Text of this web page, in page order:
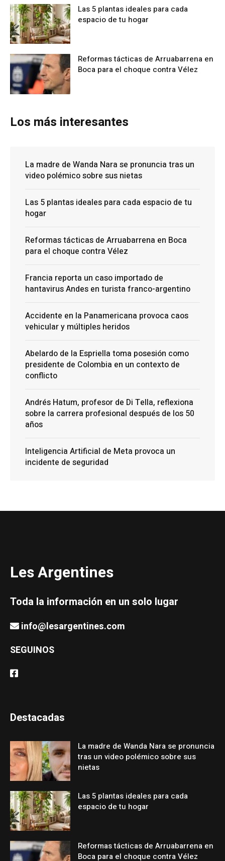
Las 5 plantas ideales para cada
espacio de tu hogar
Reformas tácticas de Arruabarrena en
Boca para el choque contra Vélez
Los más interesantes
La madre de Wanda Nara se pronuncia tras un
video polémico sobre sus nietas
Las 5 plantas ideales para cada espacio de tu
hogar
Reformas tácticas de Arruabarrena en Boca
para el choque contra Vélez
Francia reporta un caso importado de
hantavirus Andes en turista franco-argentino
Accidente en la Panamericana provoca caos
vehicular y múltiples heridos
Abelardo de la Espriella toma posesión como
presidente de Colombia en un contexto de
conflicto
Andrés Hatum, profesor de Di Tella, reflexiona
sobre la carrera profesional después de los 50
años
Inteligencia Artificial de Meta provoca un
incidente de seguridad
Les Argentines
Toda la información en un solo lugar
info@lesargentines.com
SEGUINOS
Destacadas
La madre de Wanda Nara se pronuncia
tras un video polémico sobre sus
nietas
Las 5 plantas ideales para cada
espacio de tu hogar
Reformas tácticas de Arruabarrena en
Boca para el choque contra Vélez